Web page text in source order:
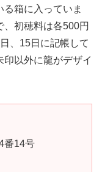
箱に入っていま
初穂料は各500円
、15日に記帳して
以外に龍がデザイ
番14号